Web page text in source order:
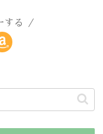
する